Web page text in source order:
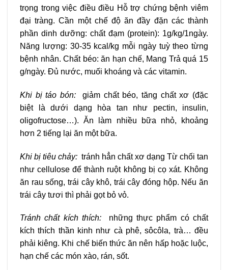
trọng trong việc điều điều Hỗ trợ chứng bệnh viêm
đại tràng. Cần một chế độ ăn đầy đặn các thành
phần dinh dưỡng: chất đạm (protein): 1g/kg/1ngày.
Năng lượng: 30-35 kcal/kg mỗi ngày tuỳ theo từng
bệnh nhân. Chất béo: ăn hạn chế, Mang Trả quá 15
g/ngày. Đủ nước, muối khoáng và các vitamin.
Khi bị táo bón:giảm chất béo, tăng chất xơ (đặc
biệt là dưới dạng hòa tan như pectin, insulin,
oligofructose…). Ăn làm nhiều bữa nhỏ, khoảng
hơn 2 tiếng lại ăn một bữa.
Khi bị tiêu chảy: tránh hẳn chất xơ dạng Từ chối tan
như cellulose để thành ruột không bị cọ xát. Không
ăn rau sống, trái cây khô, trái cây đóng hộp. Nếu ăn
trái cây tươi thì phải gọt bỏ vỏ.
Tránh chất kích thích: những thực phẩm có chất
kích thích thần kinh như cà phê, sôcôla, trà… đều
phải kiêng. Khi chế biến thức ăn nên hấp hoặc luộc,
hạn chế các món xào, rán, sốt.